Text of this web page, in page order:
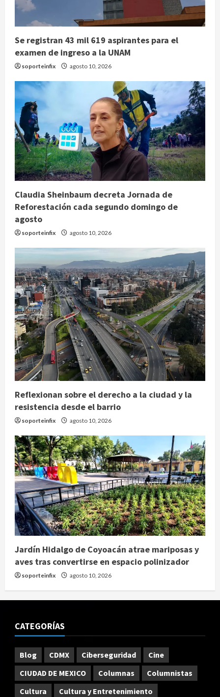
Se registran 43 mil 619 aspirantes para el
examen de ingreso a la UNAM
soporteinfix agosto 10, 2026
Claudia Sheinbaum decreta Jornada de
Reforestación cada segundo domingo de
agosto
soporteinfix agosto 10, 2026
Reflexionan sobre el derecho a la ciudad y la
resistencia desde el barrio
soporteinfix agosto 10, 2026
Jardín Hidalgo de Coyoacán atrae mariposas y
aves tras convertirse en espacio polinizador
soporteinfix agosto 10, 2026
CATEGORÍAS
Blog CDMX Ciberseguridad
Cine
CIUDAD DE MEXICO
Columnas
Columnistas
Cultura
Cultura y Entretenimiento